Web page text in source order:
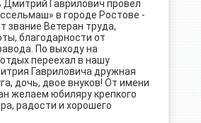
Дмитрий Гаврилович провел
в городе Ростове -
звание Ветеран труда,
благодарности от
По выходу на
переехал в нашу
Гавриловича дружная
дочь, двое внуков! От имени
желаем юбиляру крепкого
радости и хорошего